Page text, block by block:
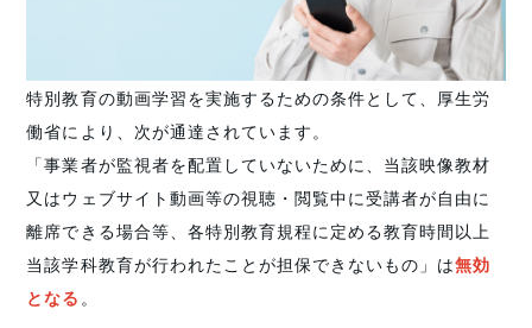
特別教育の動画学習を実施するための条件として、厚生労
働省により、次が通達されています。
「事業者が監視者を配置していないために、当該映像教材
又はウェブサイト動画等の視聴・閲覧中に受講者が自由に
離席できる場合等、各特別教育規程に定める教育時間以上
当該学科教育が行われたことが担保できないもの」は無効
となる 。